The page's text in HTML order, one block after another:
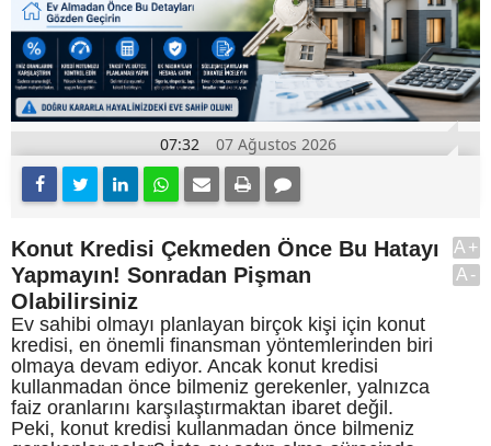
07:32 07 Ağustos 2026
Konut Kredisi Çekmeden Önce Bu Hatayı
Yapmayın! Sonradan Pişman
Olabilirsiniz
Ev sahibi olmayı planlayan birçok kişi için konut
kredisi, en önemli finansman yöntemlerinden biri
olmaya devam ediyor. Ancak konut kredisi
kullanmadan önce bilmeniz gerekenler, yalnızca
faiz oranlarını karşılaştırmaktan ibaret değil.
Peki, konut kredisi kullanmadan önce bilmeniz
A+
A-